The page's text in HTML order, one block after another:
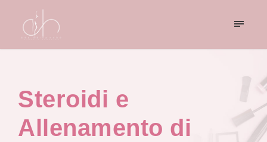
Steroidi e
Allenamento di